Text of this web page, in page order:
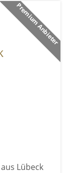
Premium Anbieter
Lübeck